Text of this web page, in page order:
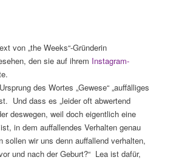
von „the Weeks“-Gründerin
den sie auf ihrem Instagram-
des Wortes „Gewese“ „auffälliges
Und dass es „leider oft abwertend
deswegen, weil doch eigentlich eine
in dem auffallendes Verhalten genau
sollen wir uns denn auffallend verhalten,
und nach der Geburt?“ Lea ist dafür,